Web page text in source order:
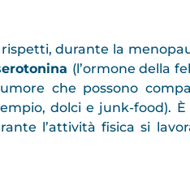
durante la
(l’ormone della
che possono
dolci e junk-
l’attività fisica si